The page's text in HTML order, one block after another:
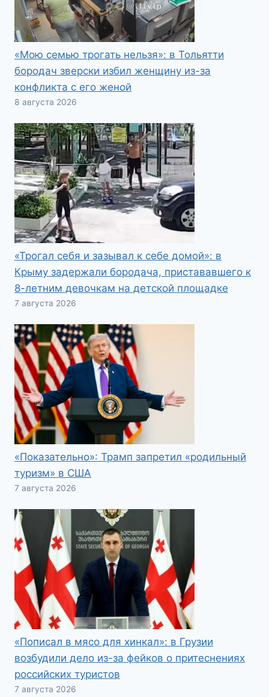
«Мою семью трогать нельзя»: в Тольятти
бородач зверски избил женщину из-за
конфликта с его женой
8 августа 2026
«Трогал себя и зазывал к себе домой»: в
Крыму задержали бородача, пристававшего к
8-летним девочкам на детской площадке
7 августа 2026
«Показательно»: Трамп запретил «родильный
туризм» в США
7 августа 2026
«Пописал в мясо для хинкал»: в Грузии
возбудили дело из-за фейков о притеснениях
российских туристов
7 августа 2026